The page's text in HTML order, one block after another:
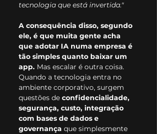
tecnologia que está invertida."
A consequência disso, segundo
ele, é que muita gente acha
que adotar IA numa empresa é
tão simples quanto baixar um
app. Mas escalar é outra coisa.
Quando a tecnologia entra no
ambiente corporativo, surgem
questões de confidencialidade,
segurança, custo, integração
com bases de dados e
governança que simplesmente